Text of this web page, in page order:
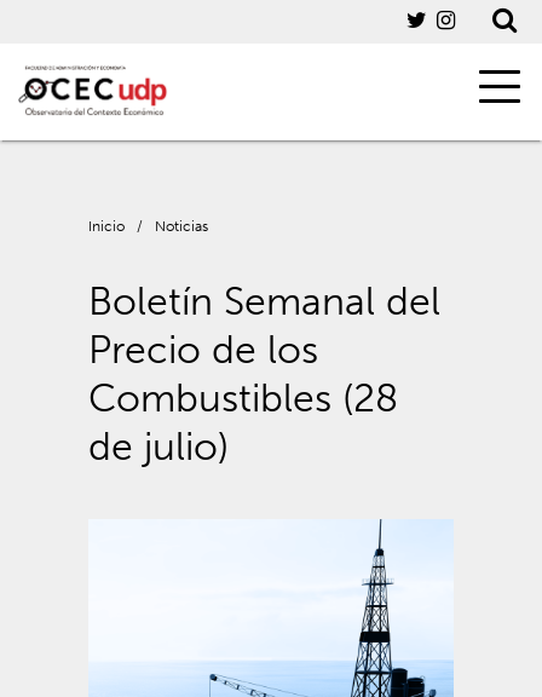
Inicio / Noticias
Boletín Semanal del
Precio de los
Combustibles (28
de julio)